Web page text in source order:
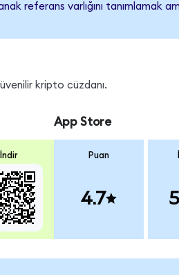
referans varlığını tanımlamak
kripto cüzdanı.
İndir
App Store
Puan
4.7